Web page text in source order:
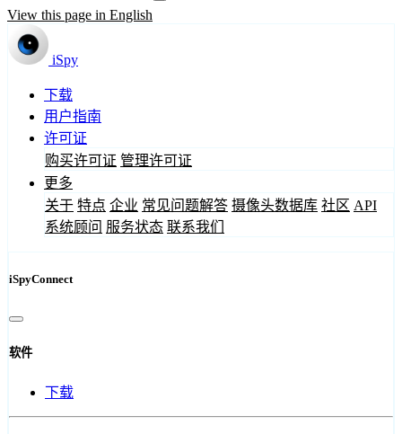
View this page in English
iSpy
下载
用户指南
许可证
购买许可证 管理许可证
更多
关于 特点 企业 常见问题解答 摄像头数据库 社区 API
系统顾问 服务状态 联系我们
iSpyConnect
软件
下载